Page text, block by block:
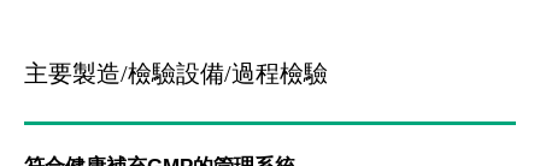
主要製造/檢驗設備/過程檢驗